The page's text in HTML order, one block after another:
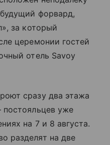
форвард,
за который
церемонии гостей
отель Savoy
сразу два этажа
уже
на 7 и 8 августа.
разделят на две